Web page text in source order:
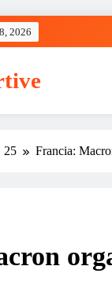
2026
25 Francia: